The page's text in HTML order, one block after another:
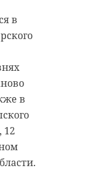
в
в
12
и
-
и
Как